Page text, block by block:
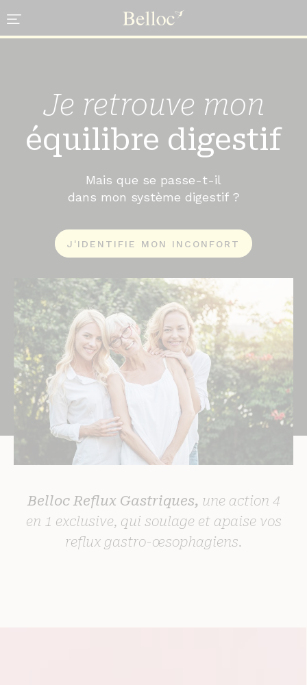
Je retrouve mon
équilibre digestif
Mais que se passe-t-il
dans mon système digestif ?
J'IDENTIFIE MON INCONFORT
Belloc Reflux Gastriques, une action 4
en 1 exclusive, qui soulage et apaise vos
reflux gastro-œsophagiens.